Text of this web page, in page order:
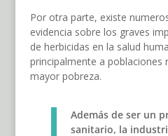
Por otra parte, existe
evidencia sobre los graves
de herbicidas en la salud
principalmente a poblaciones
mayor pobreza.
Además de ser un
sanitario, la